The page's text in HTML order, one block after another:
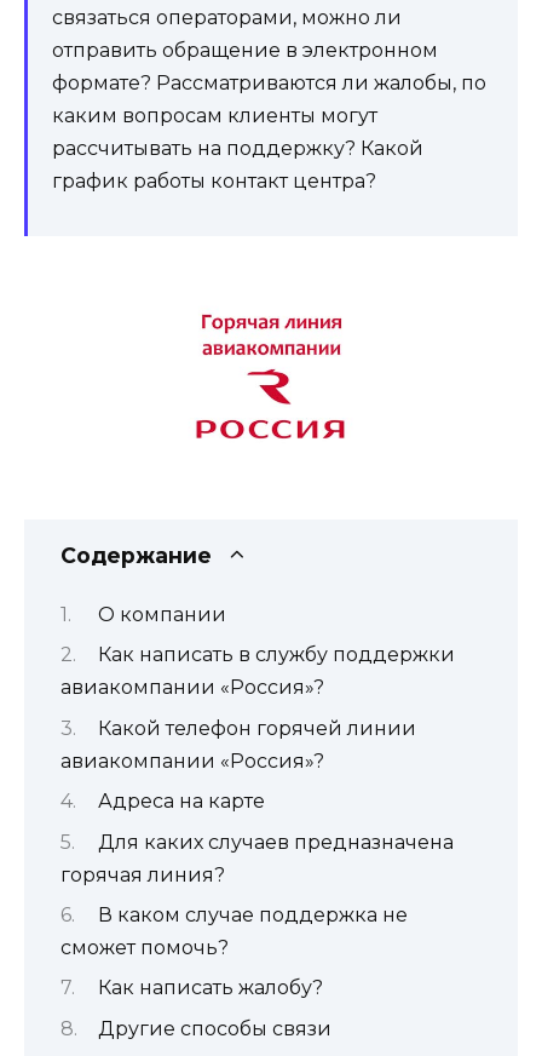
связаться операторами, можно ли
отправить обращение в электронном
формате? Рассматриваются ли жалобы, по
каким вопросам клиенты могут
рассчитывать на поддержку? Какой
график работы контакт центра?
Содержание
О компании
Как написать в службу поддержки
авиакомпании «Россия»?
Какой телефон горячей линии
авиакомпании «Россия»?
Адреса на карте
Для каких случаев предназначена
горячая линия?
В каком случае поддержка не
сможет помочь?
Как написать жалобу?
Другие способы связи